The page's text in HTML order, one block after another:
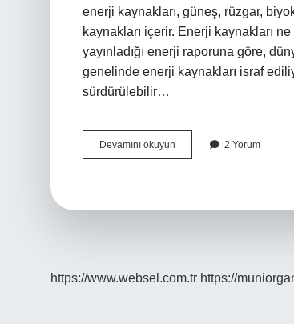
enerji kaynakları, güneş, rüzgar,
kaynakları içerir. Enerji kaynakları
yayınladığı enerji raporuna göre,
genelinde enerji kaynakları israf
sürdürülebilir…
Devamını okuyun Yenilenebilir
Enerji
2 Yorum
https://www.websel.com.tr https://